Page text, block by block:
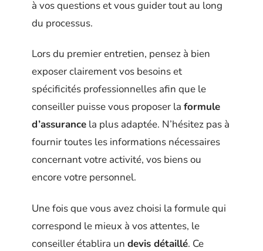
à vos questions et vous guider tout au long
du processus.
Lors du premier entretien, pensez à bien
exposer clairement vos besoins et
spécificités professionnelles afin que le
conseiller puisse vous proposer la formule
d’assurance la plus adaptée. N’hésitez pas à
fournir toutes les informations nécessaires
concernant votre activité, vos biens ou
encore votre personnel.
Une fois que vous avez choisi la formule qui
correspond le mieux à vos attentes, le
conseiller établira un devis détaillé. Ce